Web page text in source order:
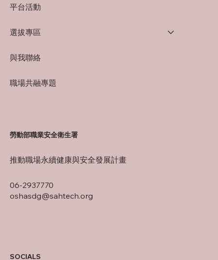
平台活動
選拔專區
與我聯絡
職場共融專題
勞動部職業安全衛生署
推動職場永續健康與安全發展計畫
06-2937770
oshasdg@sahtech.org
SOCIALS